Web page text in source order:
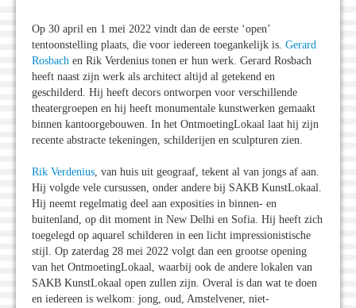
Op 30 april en 1 mei 2022 vindt dan de eerste ‘open’
tentoonstelling plaats, die voor iedereen toegankelijk is. Gerard
Rosbach en Rik Verdenius tonen er hun werk. Gerard Rosbach
heeft naast zijn werk als architect altijd al getekend en
geschilderd. Hij heeft decors ontworpen voor verschillende
theatergroepen en hij heeft monumentale kunstwerken gemaakt
binnen kantoorgebouwen. In het OntmoetingLokaal laat hij zijn
recente abstracte tekeningen, schilderijen en sculpturen zien.
Rik Verdenius, van huis uit geograaf, tekent al van jongs af aan.
Hij volgde vele cursussen, onder andere bij SAKB KunstLokaal.
Hij neemt regelmatig deel aan exposities in binnen- en
buitenland, op dit moment in New Delhi en Sofia. Hij heeft zich
toegelegd op aquarel schilderen in een licht impressionistische
stijl. Op zaterdag 28 mei 2022 volgt dan een grootse opening
van het OntmoetingLokaal, waarbij ook de andere lokalen van
SAKB KunstLokaal open zullen zijn. Overal is dan wat te doen
en iedereen is welkom: jong, oud, Amstelvener, niet-